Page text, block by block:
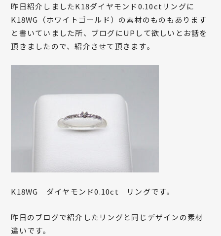
昨日紹介しましたK18ダイヤモンド0.10ctリングに
K18WG（ホワイトゴールド）の素材のものもあります
と書いていました所、ブログにUPして欲しいとお話を
頂きましたので、紹介させて頂きます。
K18WG ダイヤモンド0.10ct リングです。
昨日のブログで紹介したリングと同じデザインの素材
違いです。